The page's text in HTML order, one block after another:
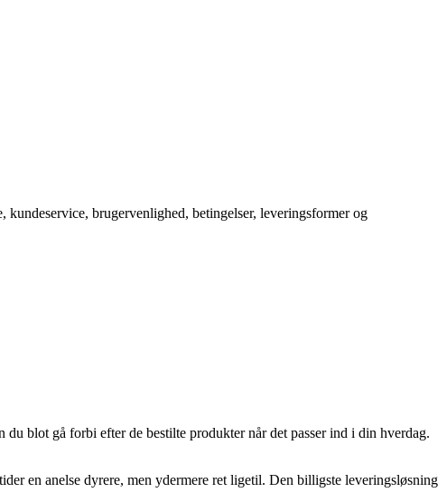
brugervenlighed, betingelser, leveringsformer og
blot gå forbi efter de bestilte produkter når det passer ind i din hverdag.
en anelse dyrere, men ydermere ret ligetil. Den billigste leveringsløsning